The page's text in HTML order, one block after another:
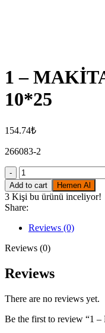
1 –
10*25
154.74₺
266083-2
1
-
MAKİTA
266083-
2
VİDA
10*25
quantity
Add to cart Hemen Al
3 Kişi bu ürünü inceliyor!
Share:
Reviews (0)
Reviews (0)
Reviews
There are no reviews yet.
Be the first to review “1